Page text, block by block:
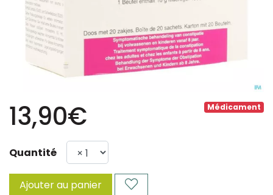
Médicament
13,90€
Quantité
Ajouter au panier